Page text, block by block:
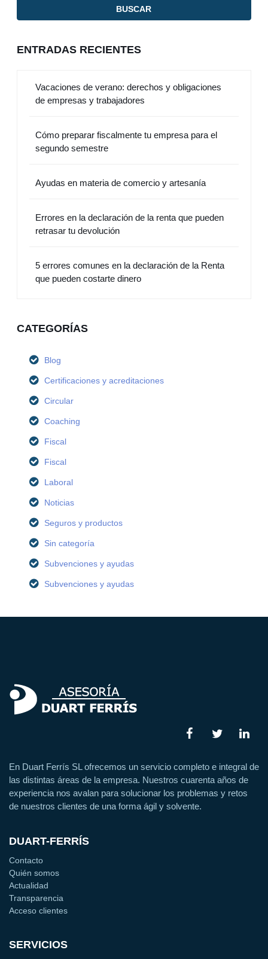
ENTRADAS RECIENTES
Vacaciones de verano: derechos y obligaciones
de empresas y trabajadores
Cómo preparar fiscalmente tu empresa para el
segundo semestre
Ayudas en materia de comercio y artesanía
Errores en la declaración de la renta que pueden
retrasar tu devolución
5 errores comunes en la declaración de la Renta
que pueden costarte dinero
CATEGORÍAS
Blog
Certificaciones y acreditaciones
Circular
Coaching
Fiscal
Fiscal
Laboral
Noticias
Seguros y productos
Sin categoría
Subvenciones y ayudas
Subvenciones y ayudas
En Duart Ferrís SL ofrecemos un servicio completo e integral de
las distintas áreas de la empresa. Nuestros cuarenta años de
experiencia nos avalan para solucionar los problemas y retos
de nuestros clientes de una forma ágil y solvente.
DUART-FERRÍS
Contacto
Quién somos
Actualidad
Transparencia
Acceso clientes
SERVICIOS